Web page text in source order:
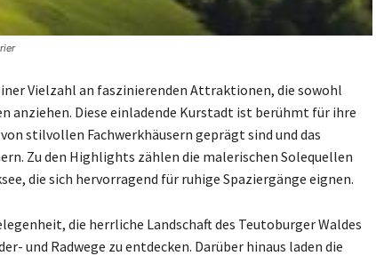
Vielzahl an faszinierenden Attraktionen, die sowohl
anziehen. Diese einladende Kurstadt ist berühmt für ihre
stilvollen Fachwerkhäusern geprägt sind und das
Zu den Highlights zählen die malerischen Solequellen
die sich hervorragend für ruhige Spaziergänge eignen.
die herrliche Landschaft des Teutoburger Waldes
und Radwege zu entdecken. Darüber hinaus laden die